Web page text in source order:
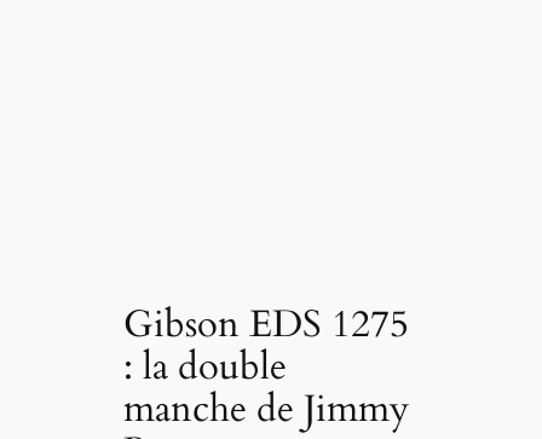
Gibson EDS 1275
: la double
manche de Jimmy